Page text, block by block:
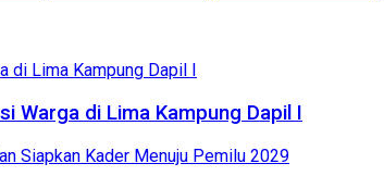
Warga di Lima Kampung Dapil I